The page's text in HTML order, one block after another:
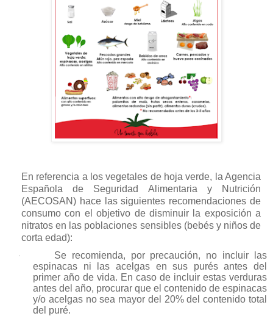
En referencia a los vegetales de hoja verde, la Agencia
Española de Seguridad Alimentaria y Nutrición
(AECOSAN) hace las siguientes recomendaciones de
consumo con el objetivo de disminuir la exposición a
nitratos en las poblaciones sensibles (bebés y niños de
corta edad):
·
Se recomienda, por precaución, no incluir las
espinacas ni las acelgas en sus purés antes del
primer año de vida. En caso de incluir estas verduras
antes del año, procurar que el contenido de espinacas
y/o acelgas no sea mayor del 20% del contenido total
del puré.